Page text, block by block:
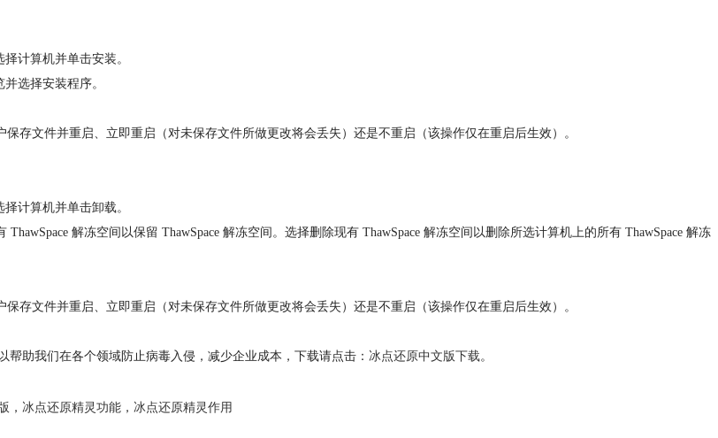
计算机并单击安装。
选择安装程序。
保存文件并重启、立即重启（对未保存文件所做更改将会丢失）还是不重启（该操作仅在重启后生效）。
计算机并单击卸载。
ThawSpace 解冻空间以保留 ThawSpace 解冻空间。选择删除现有 ThawSpace 解冻空间以删除所选计算机上的所有 ThawSpace 解冻
保存文件并重启、立即重启（对未保存文件所做更改将会丢失）还是不重启（该操作仅在重启后生效）。
帮助我们在各个领域防止病毒入侵，减少企业成本，下载请点击：冰点还原中文版下载。
，冰点还原精灵功能 ，冰点还原精灵作用